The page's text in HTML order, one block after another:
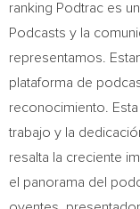
ranking Podtrac es
Podcasts y la
representamos.
plataforma de
reconocimiento.
trabajo y la
resalta la creciente
el panorama del